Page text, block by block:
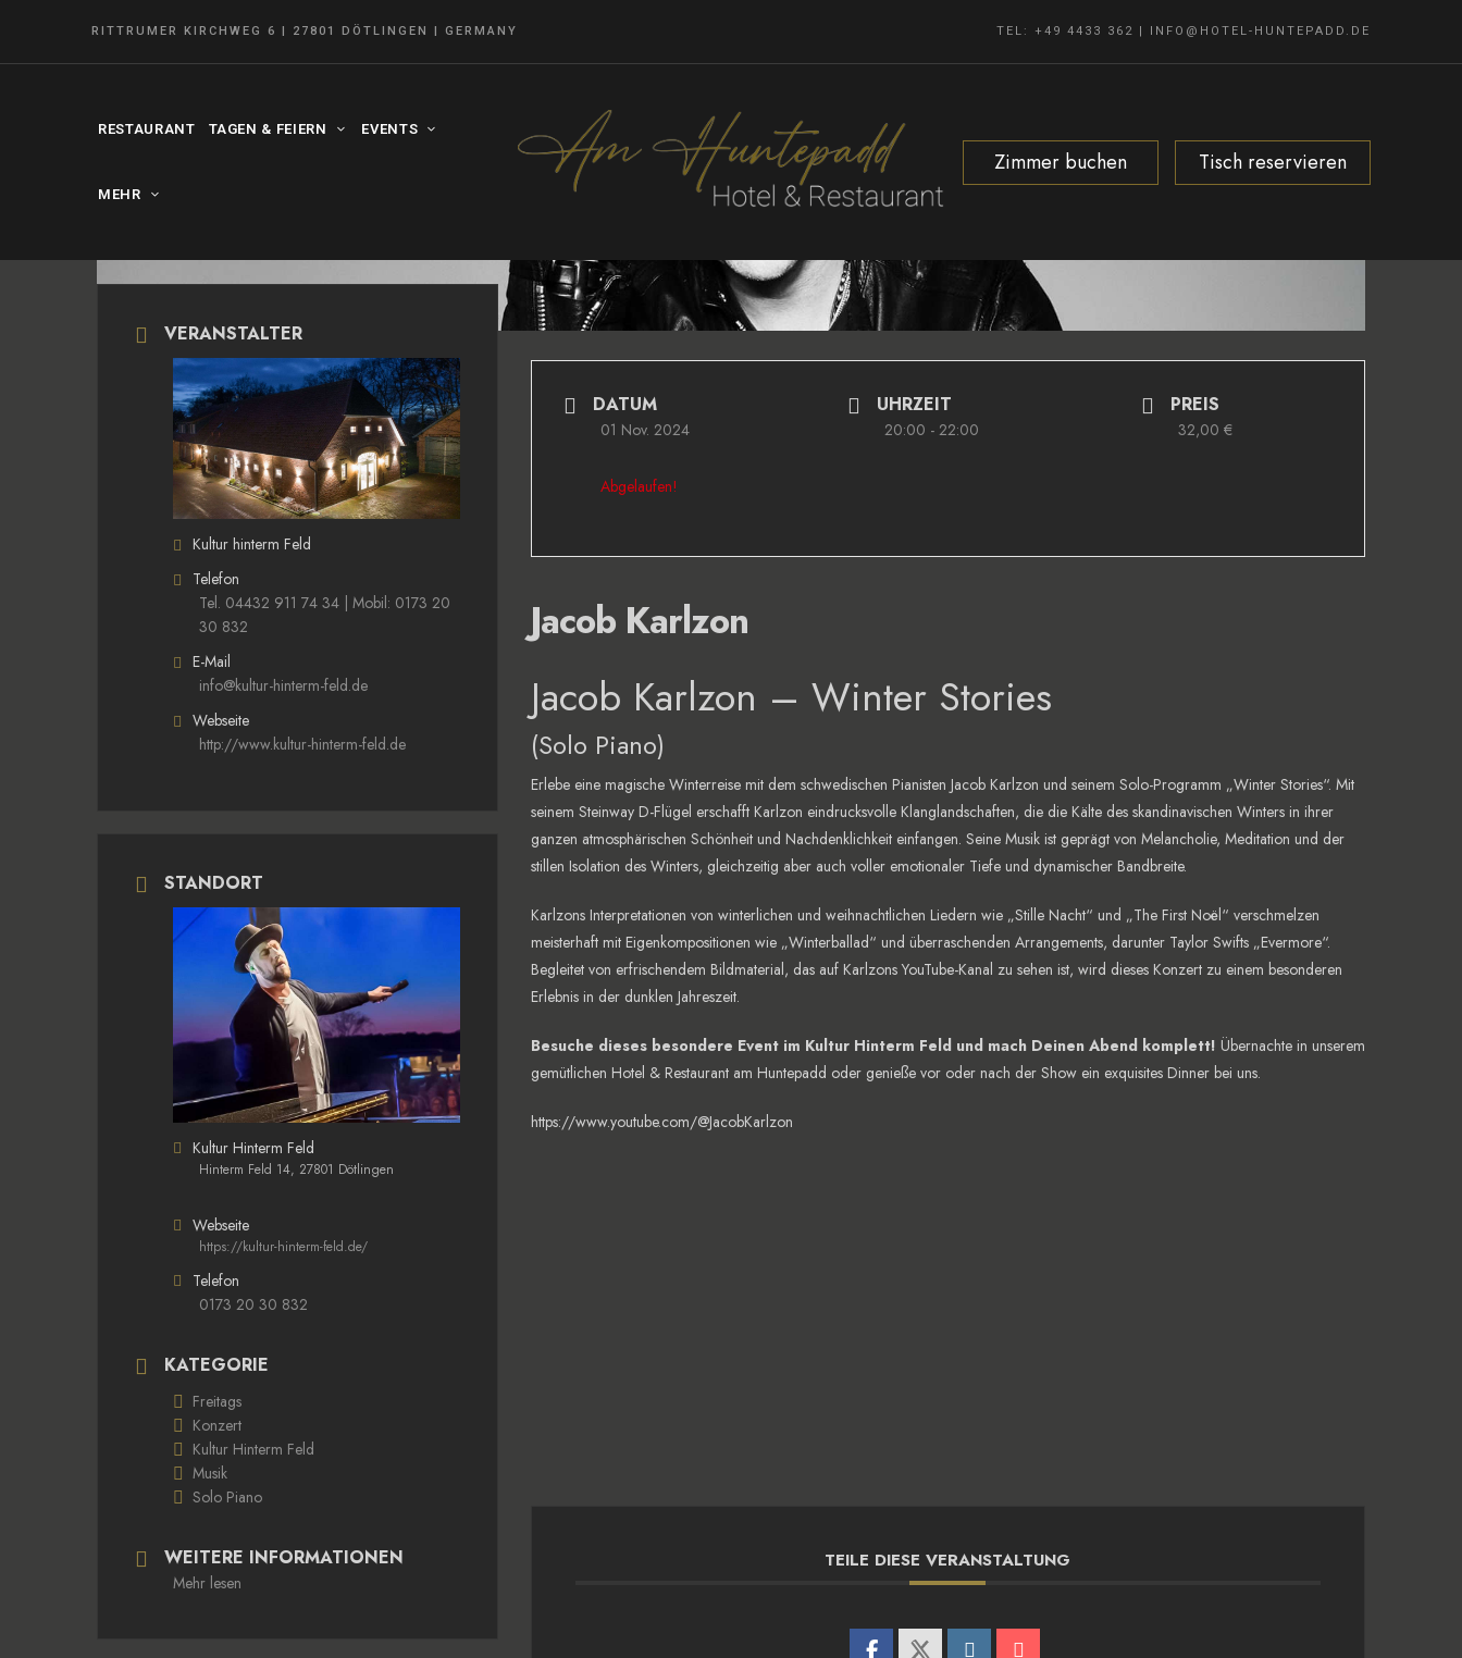
RITTRUMER KIRCHWEG 6 | 27801 DÖTLINGEN | GERMANY TEL: +49 4433 362 | INFO@HOTEL-HUNTEPADD.DE
RESTAURANT TAGEN & FEIERN EVENTS
MEHR
Zimmer buchen Tisch reservieren
VERANSTALTER
Kultur hinterm Feld
Telefon
Tel. 04432 911 74 34 | Mobil: 0173 20
30 832
E-Mail
info@kultur-hinterm-feld.de
Webseite
http://www.kultur-hinterm-feld.de
STANDORT
Kultur Hinterm Feld
Hinterm Feld 14, 27801 Dötlingen
Webseite
https://kultur-hinterm-feld.de/
Telefon
0173 20 30 832
KATEGORIE
Freitags
Konzert
Kultur Hinterm Feld
Musik
Solo Piano
WEITERE INFORMATIONEN
Mehr lesen
DATUM
01 Nov. 2024
Abgelaufen!
UHRZEIT
20:00 - 22:00
PREIS
32,00 €
Jacob Karlzon
Jacob Karlzon – Winter Stories
(Solo Piano)
Erlebe eine magische Winterreise mit dem schwedischen Pianisten Jacob Karlzon und seinem Solo-Programm „Winter Stories“. Mit
seinem Steinway D-Flügel erschafft Karlzon eindrucksvolle Klanglandschaften, die die Kälte des skandinavischen Winters in ihrer
ganzen atmosphärischen Schönheit und Nachdenklichkeit einfangen. Seine Musik ist geprägt von Melancholie, Meditation und der
stillen Isolation des Winters, gleichzeitig aber auch voller emotionaler Tiefe und dynamischer Bandbreite.
Karlzons Interpretationen von winterlichen und weihnachtlichen Liedern wie „Stille Nacht“ und „The First Noël“ verschmelzen
meisterhaft mit Eigenkompositionen wie „Winterballad“ und überraschenden Arrangements, darunter Taylor Swifts „Evermore“.
Begleitet von erfrischendem Bildmaterial, das auf Karlzons YouTube-Kanal zu sehen ist, wird dieses Konzert zu einem besonderen
Erlebnis in der dunklen Jahreszeit.
Besuche dieses besondere Event im Kultur Hinterm Feld und mach Deinen Abend komplett! Übernachte in unserem
gemütlichen Hotel & Restaurant am Huntepadd oder genieße vor oder nach der Show ein exquisites Dinner bei uns.
https://www.youtube.com/@JacobKarlzon
TEILE DIESE VERANSTALTUNG